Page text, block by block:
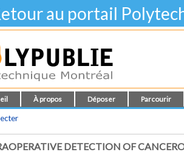
au portail
À propos Déposer Parcourir
DETECTION OF